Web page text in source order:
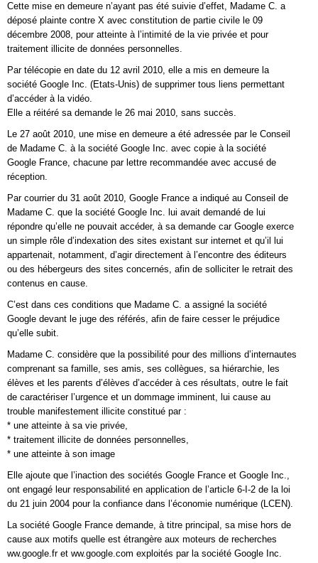
Cette mise en demeure n’ayant pas été suivie d’effet, Madame C. a
déposé plainte contre X avec constitution de partie civile le 09
décembre 2008, pour atteinte à l’intimité de la vie privée et pour
traitement illicite de données personnelles.
Par télécopie en date du 12 avril 2010, elle a mis en demeure la
société Google Inc. (Etats-Unis) de supprimer tous liens permettant
d’accéder à la vidéo.
Elle a réitéré sa demande le 26 mai 2010, sans succès.
Le 27 août 2010, une mise en demeure a été adressée par le Conseil
de Madame C. à la société Google Inc. avec copie à la société
Google France, chacune par lettre recommandée avec accusé de
réception.
Par courrier du 31 août 2010, Google France a indiqué au Conseil de
Madame C. que la société Google Inc. lui avait demandé de lui
répondre qu’elle ne pouvait accéder, à sa demande car Google exerce
un simple rôle d’indexation des sites existant sur internet et qu’il lui
appartenait, notamment, d’agir directement à l’encontre des éditeurs
ou des hébergeurs des sites concernés, afin de solliciter le retrait des
contenus en cause.
C’est dans ces conditions que Madame C. a assigné la société
Google devant le juge des référés, afin de faire cesser le préjudice
qu’elle subit.
Madame C. considère que la possibilité pour des millions d’internautes
comprenant sa famille, ses amis, ses collègues, sa hiérarchie, les
élèves et les parents d’élèves d’accéder à ces résultats, outre le fait
de caractériser l’urgence et un dommage imminent, lui cause au
trouble manifestement illicite constitué par :
* une atteinte à sa vie privée,
* traitement illicite de données personnelles,
* une atteinte à son image
Elle ajoute que l’inaction des sociétés Google France et Google Inc.,
ont engagé leur responsabilité en application de l’article 6-I-2 de la loi
du 21 juin 2004 pour la confiance dans l’économie numérique (LCEN).
La société Google France demande, à titre principal, sa mise hors de
cause aux motifs quelle est étrangère aux moteurs de recherches
ww.google.fr et ww.google.com exploités par la société Google Inc.